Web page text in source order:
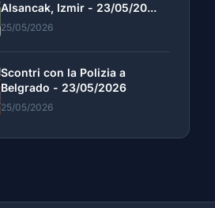
Alsancak, Izmir - 23/05/20...
25/05/2026
Scontri con la Polizia a
Belgrado - 23/05/2026
25/05/2026